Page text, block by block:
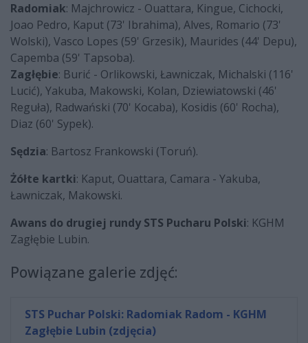
Radomiak: Majchrowicz - Ouattara, Kingue, Cichocki,
Joao Pedro, Kaput (73' Ibrahima), Alves, Romario (73'
Wolski), Vasco Lopes (59' Grzesik), Maurides (44' Depu),
Capemba (59' Tapsoba).
Zagłębie: Burić - Orlikowski, Ławniczak, Michalski (116'
Lucić), Yakuba, Makowski, Kolan, Dziewiatowski (46'
Reguła), Radwański (70' Kocaba), Kosidis (60' Rocha),
Diaz (60' Sypek).
Sędzia: Bartosz Frankowski (Toruń).
Żółte kartki: Kaput, Ouattara, Camara - Yakuba,
Ławniczak, Makowski.
Awans do drugiej rundy STS Pucharu Polski: KGHM
Zagłębie Lubin.
Powiązane galerie zdjęć:
STS Puchar Polski: Radomiak Radom - KGHM
Zagłębie Lubin (zdjęcia)